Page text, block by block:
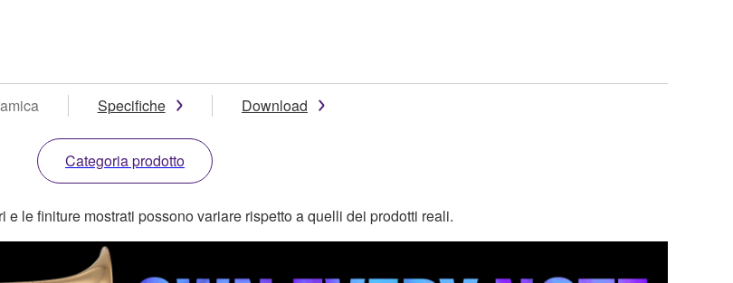
Specifiche Download
Categoria prodotto
le finiture mostrati possono variare rispetto a quelli dei prodotti reali.